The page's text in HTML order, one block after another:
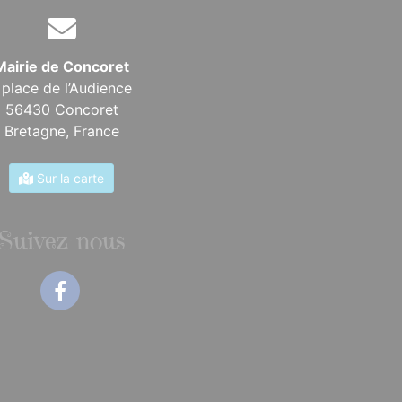
de Concoret
place de l’Audience
56430 Concoret
Bretagne, France
Sur la carte
Suivez-nous